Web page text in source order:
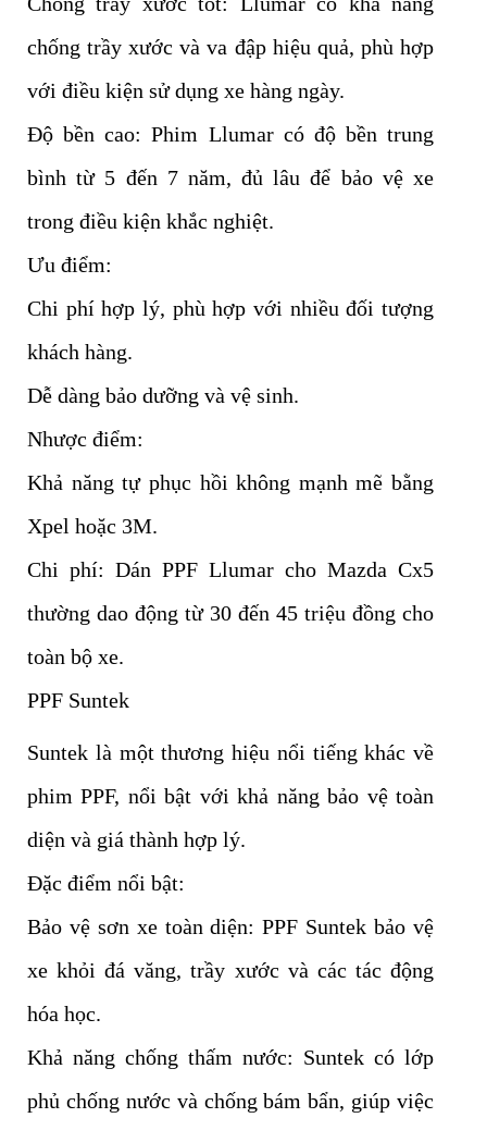
chống trầy xước và va đập hiệu quả, phù hợp
với điều kiện sử dụng xe hàng ngày.
Độ bền cao: Phim Llumar có độ bền trung
bình từ 5 đến 7 năm, đủ lâu để bảo vệ xe
trong điều kiện khắc nghiệt.
Ưu điểm:
Chi phí hợp lý, phù hợp với nhiều đối tượng
khách hàng.
Dễ dàng bảo dưỡng và vệ sinh.
Nhược điểm:
Khả năng tự phục hồi không mạnh mẽ bằng
Xpel hoặc 3M.
Chi phí: Dán PPF Llumar cho Mazda Cx5
thường dao động từ 30 đến 45 triệu đồng cho
toàn bộ xe.
PPF Suntek
Suntek là một thương hiệu nổi tiếng khác về
phim PPF, nổi bật với khả năng bảo vệ toàn
diện và giá thành hợp lý.
Đặc điểm nổi bật:
Bảo vệ sơn xe toàn diện: PPF Suntek bảo vệ
xe khỏi đá văng, trầy xước và các tác động
hóa học.
Khả năng chống thấm nước: Suntek có lớp
phủ chống nước và chống bám bẩn, giúp việc